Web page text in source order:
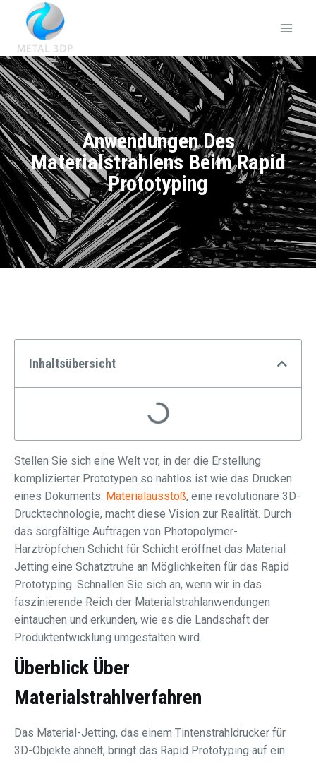
Anwendungen Des
Materialstrahlens Beim Rapid
Prototyping
Inhaltsübersicht
Stellen Sie sich eine Welt vor, in der die Erstellung
komplizierter Prototypen so nahtlos ist wie das Drucken
eines Dokuments. Materialausstoß, eine revolutionäre 3D-
Drucktechnologie, macht diese Vision zur Realität. Durch
das sorgfältige Auftragen von Photopolymer-
Harztröpfchen Schicht für Schicht eröffnet das Material
Jetting eine Schatztruhe an Möglichkeiten für das Rapid
Prototyping. Schnallen Sie sich an, wenn wir in das
faszinierende Reich der Materialstrahlanwendungen
eintauchen und erkunden, wie es die Landschaft der
Produktentwicklung umgestalten wird.
Überblick Über
Materialstrahlverfahren
Das Material-Jetting, das einem Tintenstrahldrucker für
3D-Objekte ähnelt, bringt das Rapid Prototyping auf ein